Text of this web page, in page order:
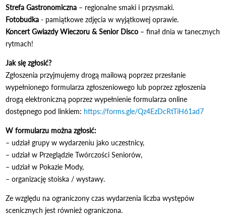
Strefa Gastronomiczna – regionalne smaki i przysmaki.
Fotobudka - pamiątkowe zdjęcia w wyjątkowej oprawie.
Koncert Gwiazdy Wieczoru & Senior Disco – finał dnia w tanecznych
rytmach!
Jak się zgłosić?
Zgłoszenia przyjmujemy drogą mailową poprzez przesłanie
wypełnionego formularza zgłoszeniowego lub poprzez zgłoszenia
drogą elektroniczną poprzez wypełnienie formularza online
dostępnego pod linkiem: https://forms.gle/Qz4EzDcRtTiH61ad7
W formularzu można zgłosić:
– udział grupy w wydarzeniu jako uczestnicy,
– udział w Przeglądzie Twórczości Seniorów,
– udział w Pokazie Mody,
– organizację stoiska / wystawy.
Ze względu na ograniczony czas wydarzenia liczba występów
scenicznych jest również ograniczona.